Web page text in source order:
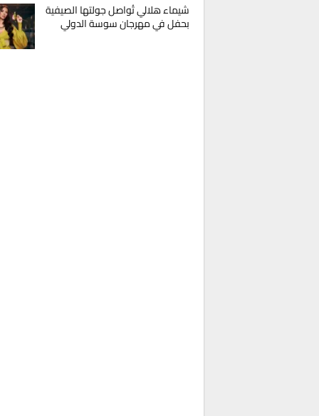
شيماء هلالي تُواصل جولتها الصيفية
بحفل في مهرجان سوسة الدولي